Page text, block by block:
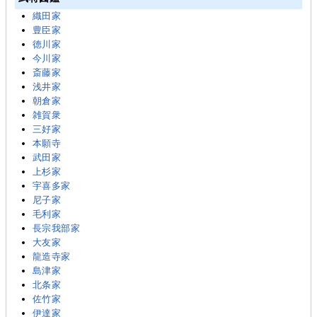
織田家
豊臣家
徳川家
今川家
斎藤家
浅井家
朝倉家
雑賀衆
三好家
本願寺
武田家
上杉家
宇喜多家
尼子家
毛利家
長宗我部家
大友家
龍造寺家
島津家
北条家
佐竹家
伊達家